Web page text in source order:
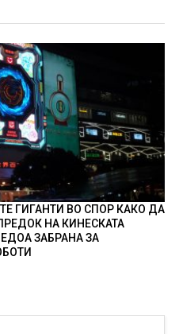
ГИГАНТИ ВО СПОР КАКО ДА
НА КИНЕСКАТА
ЗАБРАНА ЗА